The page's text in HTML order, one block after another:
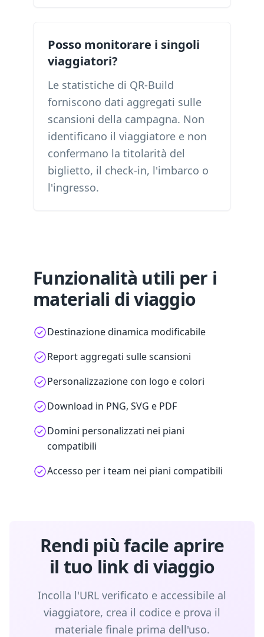
Posso monitorare i singoli
viaggiatori?
Le statistiche di QR-Build
forniscono dati aggregati sulle
scansioni della campagna. Non
identificano il viaggiatore e non
confermano la titolarità del
biglietto, il check-in, l'imbarco o
l'ingresso.
Funzionalità utili per i
materiali di viaggio
Destinazione dinamica modificabile
Report aggregati sulle scansioni
Personalizzazione con logo e colori
Download in PNG, SVG e PDF
Domini personalizzati nei piani
compatibili
Accesso per i team nei piani compatibili
Rendi più facile aprire
il tuo link di viaggio
Incolla l'URL verificato e accessibile al
viaggiatore, crea il codice e prova il
materiale finale prima dell'uso.